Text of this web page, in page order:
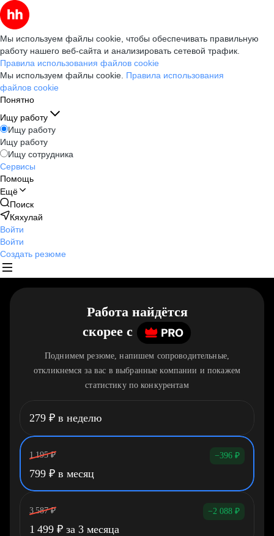
Мы используем файлы cookie, чтобы обеспечивать правильную
работу нашего веб-сайта и анализировать сетевой трафик.
Правила использования файлов cookie
Мы используем файлы cookie. Правила использования
файлов cookie
Понятно
Ищу работу
Ищу работу
Ищу работу
Ищу сотрудника
Сервисы
Помощь
Ещё
Поиск
Кяхулай
Войти
Войти
Создать резюме
Работа найдётся
скорее c
Поднимем резюме, напишем сопроводительные,
откликнемся за вас в выбранные компании и покажем
статистику по конкурентам
279 ₽ в неделю
1 195 ₽ −396 ₽
799 ₽ в месяц
3 587 ₽ −2 088 ₽
1 499 ₽ за 3 месяца